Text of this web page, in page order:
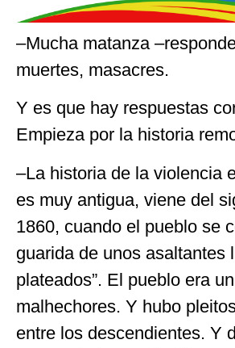
–Mucha matanza
muertes, masacres.
Y es que hay respuestas
Empieza por la historia
–La historia de la violencia
es muy antigua, viene del
1860, cuando el pueblo se
guarida de unos asaltantes
plateados”. El pueblo era
malhechores. Y hubo
entre los descendientes. Y